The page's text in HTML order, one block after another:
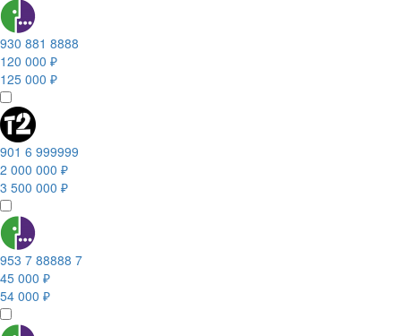
930 881 8888
120 000 ₽
125 000 ₽
901 6 999999
2 000 000 ₽
3 500 000 ₽
953 7 88888 7
45 000 ₽
54 000 ₽